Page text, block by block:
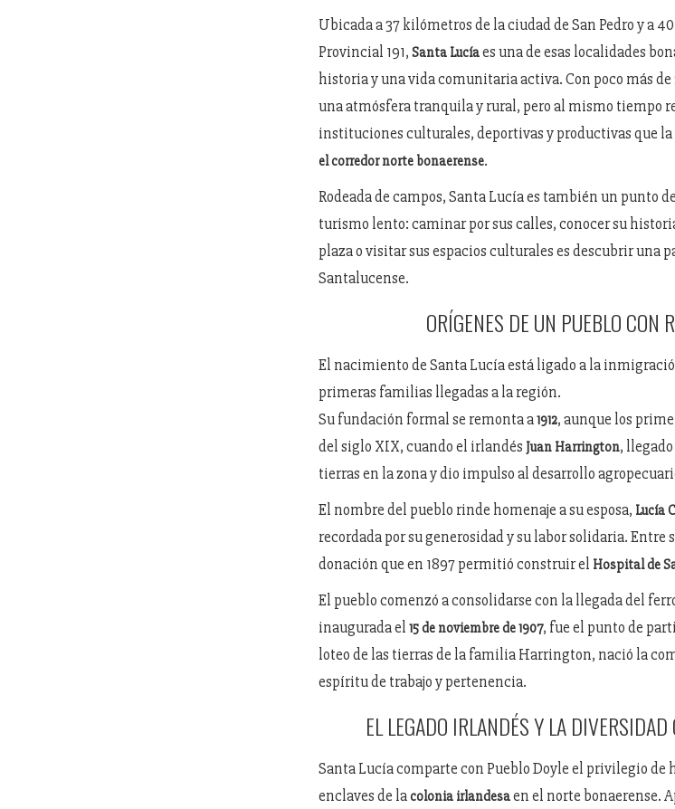
Ubicada a 37 kilómetros de la ciudad de San Pedro y a
Provincial 191, Santa Lucíaes una de esas localidades
historia y una vida comunitaria activa. Con poco más de
una atmósfera tranquila y rural, pero al mismo tiempo
instituciones culturales, deportivas y productivas que
el corredor norte bonaerense.
Rodeada de campos, Santa Lucía es también un punto
turismo lento: caminar por sus calles, conocer su
plaza o visitar sus espacios culturales es descubrir una
Santalucense.
ORÍGENES DE UN PUEBLO CON
El nacimiento de Santa Lucía está ligado a la
primeras familias llegadas a la región.
Su fundación formal se remonta a1912, aunque los
del siglo XIX, cuando el irlandés Juan Harrington,
tierras en la zona y dio impulso al desarrollo
El nombre del pueblo rinde homenaje a su esposa, Lucía
recordada por su generosidad y su labor solidaria. Entre
donación que en 1897 permitió construir el Hospital de
El pueblo comenzó a consolidarse con la llegada del
inaugurada el 15 de noviembre de 1907, fue el punto de
loteo de las tierras de la familia Harrington, nació la
espíritu de trabajo y pertenencia.
EL LEGADO IRLANDÉS Y LA
Santa Lucía comparte con Pueblo Doyle el privilegio de
enclaves de lacolonia irlandesaen el norte bonaerense.